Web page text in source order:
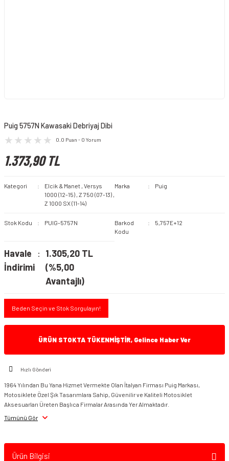
Puig 5757N Kawasaki Debriyaj Dibi
0.0 Puan - 0 Yorum
1.373,90 TL
Kategori Elcik & Manet , Versys
1000 (12-15) , Z 750 (07-13) ,
Z 1000 SX (11-14)
Marka Puig
Stok Kodu PUIG-5757N
Barkod
Kodu
5,757E+12
Havale
İndirimi
1.305,20 TL
(%5,00
Avantajlı)
Beden Seçin ve Stok Sorgulayın!
ÜRÜN STOKTA TÜKENMİŞTİR, Gelince Haber Ver
Hızlı Gönderi
1964 Yılından Bu Yana Hizmet Vermekte Olan İtalyan Firması Puig Markası,
Motosiklete Özel Şık Tasarımlara Sahip, Güvenilir ve Kaliteli Motosiklet
Aksesuarları Üreten Başlıca Firmalar Arasında Yer Almaktadır.
Tümünü Gör
Ürün Bilgisi